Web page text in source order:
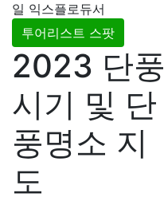
일 익스플로듀서
투어리스트 스팟
2023 단풍
시기 및 단
풍명소 지
도